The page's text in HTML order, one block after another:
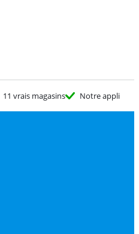
11 vrais magasins Notre appli